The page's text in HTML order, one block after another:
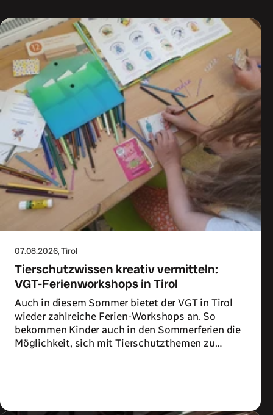
07.08.2026, Tirol
Tierschutzwissen kreativ vermitteln:
VGT-Ferienworkshops in Tirol
Auch in diesem Sommer bietet der VGT in Tirol
wieder zahlreiche Ferien-Workshops an. So
bekommen Kinder auch in den Sommerferien die
Möglichkeit, sich mit Tierschutzthemen zu